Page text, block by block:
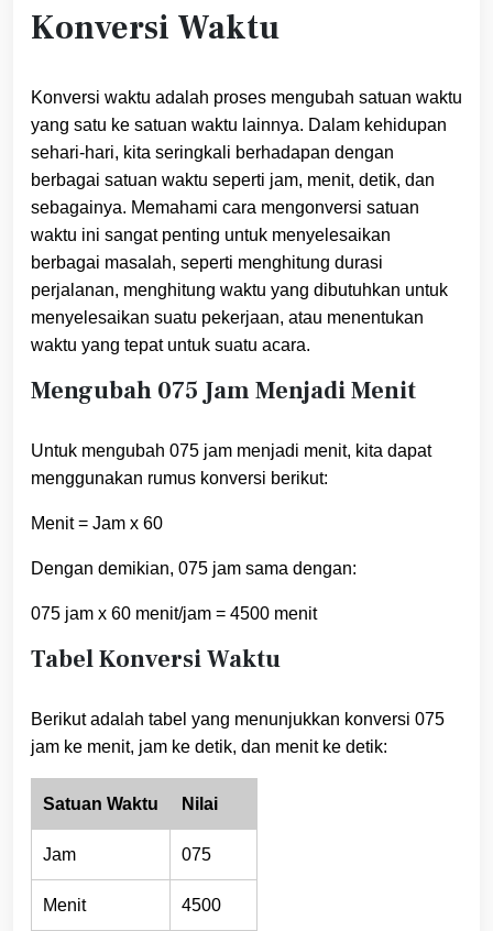
Konversi Waktu
Konversi waktu adalah proses mengubah satuan waktu
yang satu ke satuan waktu lainnya. Dalam kehidupan
sehari-hari, kita seringkali berhadapan dengan
berbagai satuan waktu seperti jam, menit, detik, dan
sebagainya. Memahami cara mengonversi satuan
waktu ini sangat penting untuk menyelesaikan
berbagai masalah, seperti menghitung durasi
perjalanan, menghitung waktu yang dibutuhkan untuk
menyelesaikan suatu pekerjaan, atau menentukan
waktu yang tepat untuk suatu acara.
Mengubah 075 Jam Menjadi Menit
Untuk mengubah 075 jam menjadi menit, kita dapat
menggunakan rumus konversi berikut:
Menit = Jam x 60
Dengan demikian, 075 jam sama dengan:
075 jam x 60 menit/jam = 4500 menit
Tabel Konversi Waktu
Berikut adalah tabel yang menunjukkan konversi 075
jam ke menit, jam ke detik, dan menit ke detik:
Satuan Waktu Nilai
Jam 075
Menit 4500